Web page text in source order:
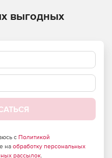
ЦОД
из интерфейса:
выгодных
с Политикой
на обработку персональных
рассылок.